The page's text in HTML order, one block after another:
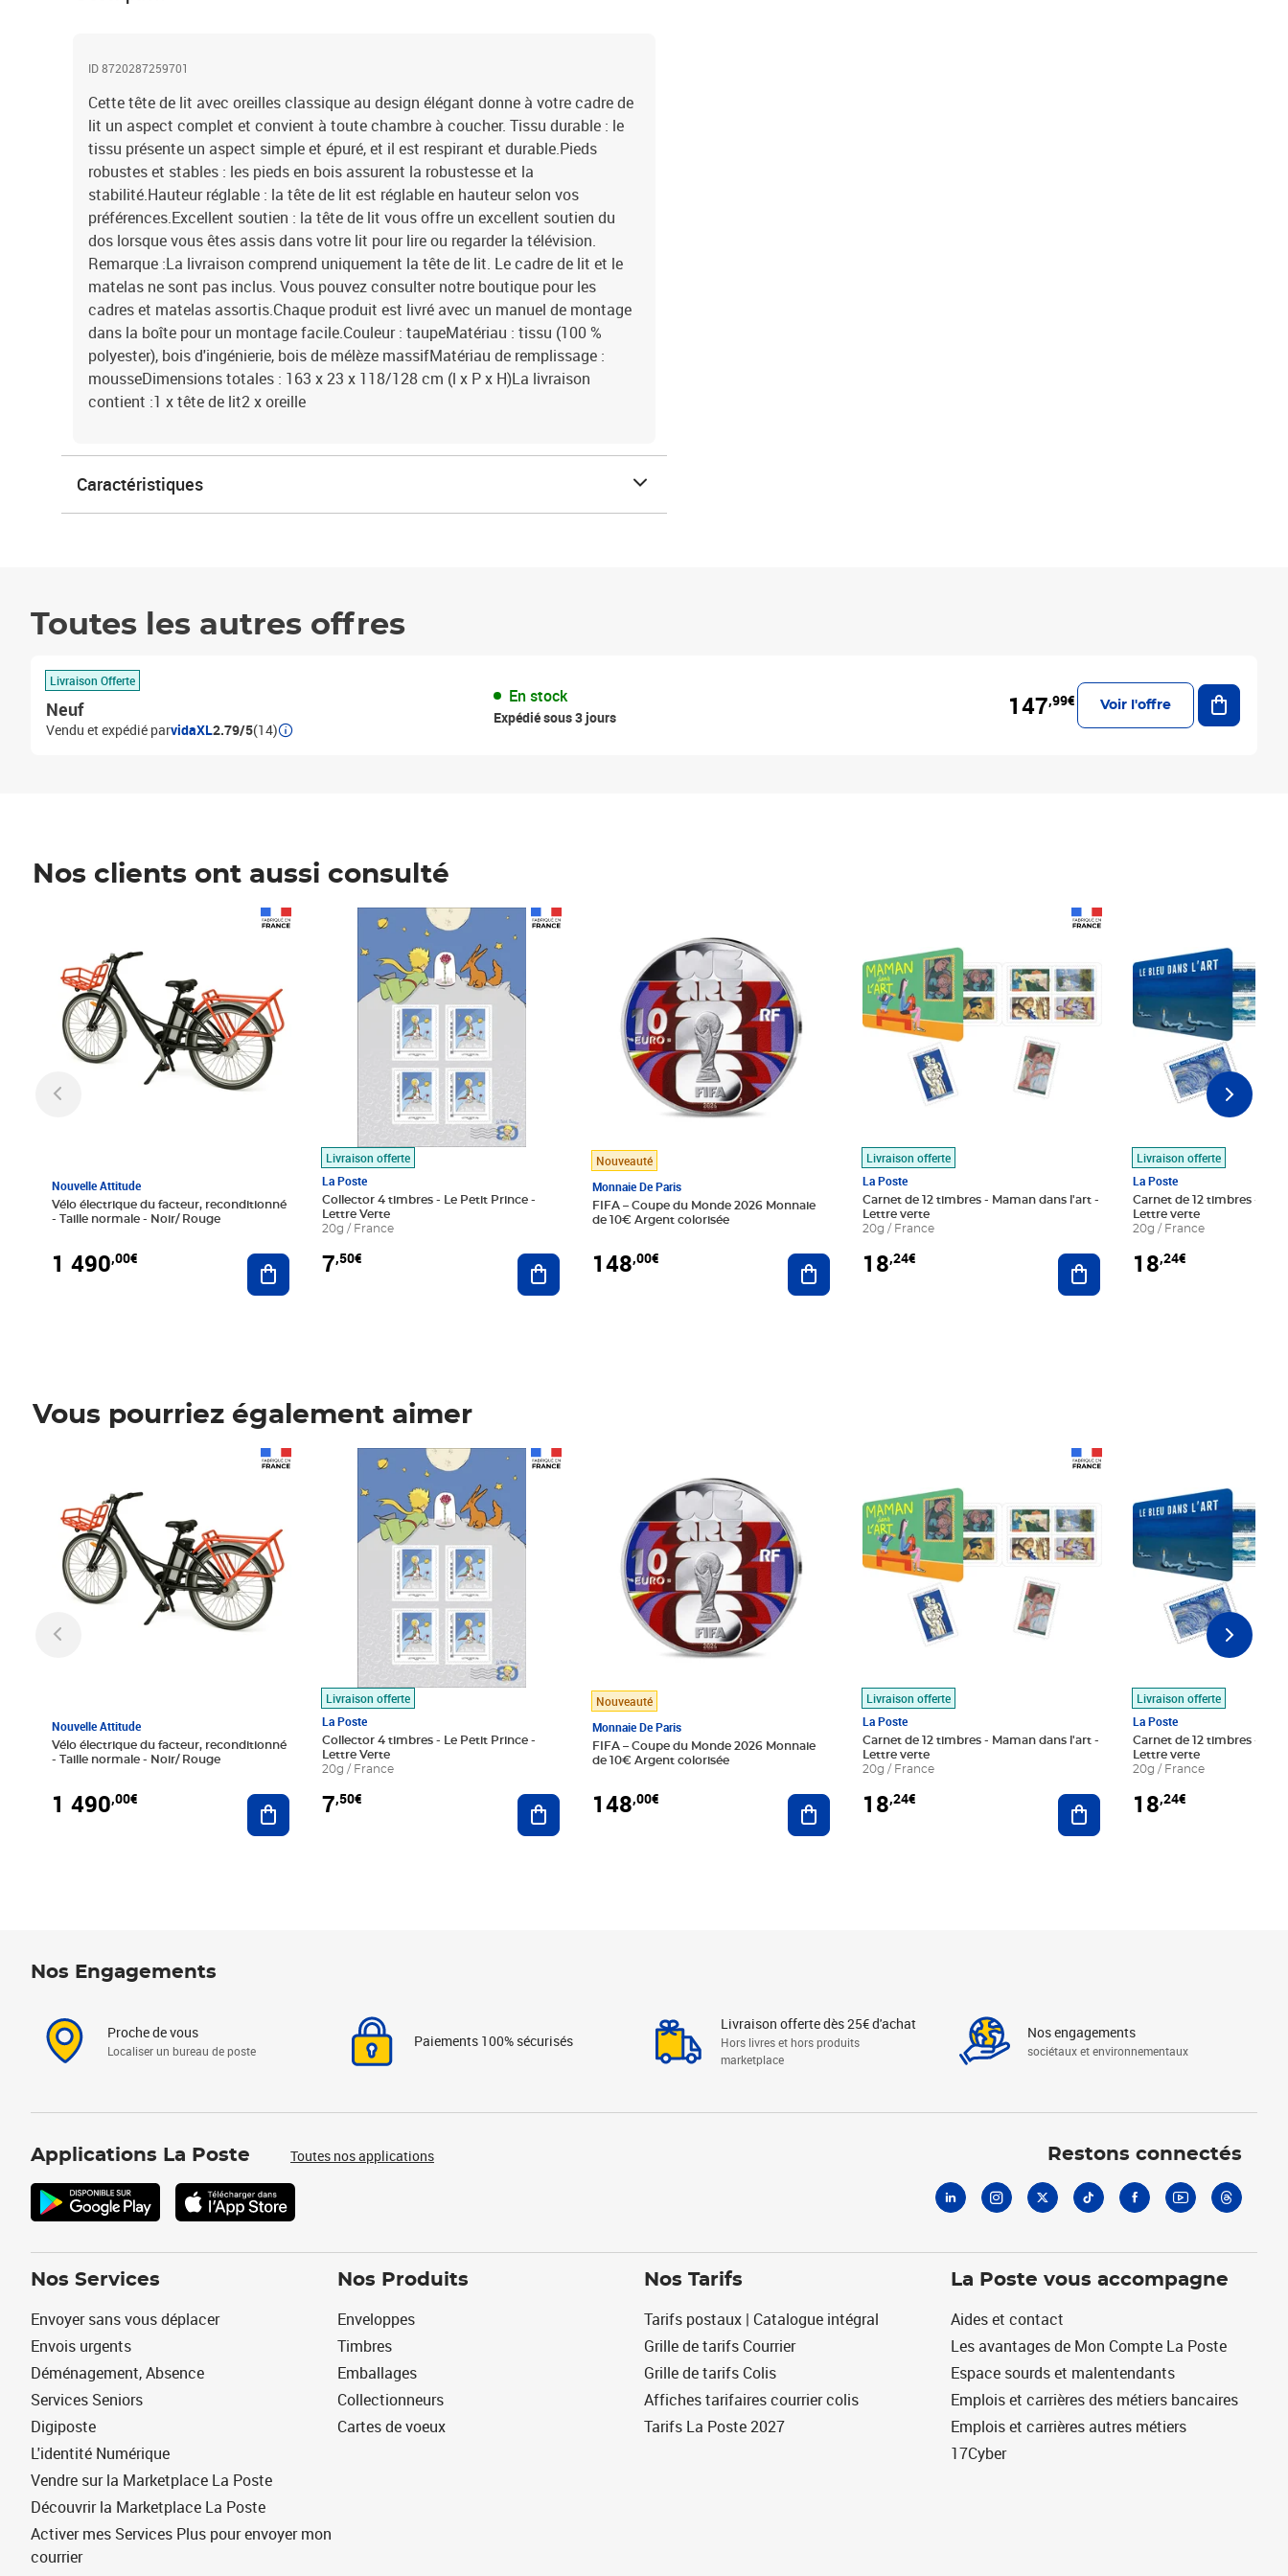
ID 8720287259701
Cette tête de lit avec oreilles classique au design élégant donne à votre cadre de
lit un aspect complet et convient à toute chambre à coucher. Tissu durable : le
tissu présente un aspect simple et épuré, et il est respirant et durable.Pieds
robustes et stables : les pieds en bois assurent la robustesse et la
stabilité.Hauteur réglable : la tête de lit est réglable en hauteur selon vos
préférences.Excellent soutien : la tête de lit vous offre un excellent soutien du
dos lorsque vous êtes assis dans votre lit pour lire ou regarder la télévision.
Remarque :La livraison comprend uniquement la tête de lit. Le cadre de lit et le
matelas ne sont pas inclus. Vous pouvez consulter notre boutique pour les
cadres et matelas assortis.Chaque produit est livré avec un manuel de montage
dans la boîte pour un montage facile.Couleur : taupeMatériau : tissu (100 %
polyester), bois d'ingénierie, bois de mélèze massifMatériau de remplissage :
mousseDimensions totales : 163 x 23 x 118/128 cm (l x P x H)La livraison
contient :1 x tête de lit2 x oreille
Caractéristiques
Toutes les autres offres
Livraison Offerte
Neuf
Vendu et expédié parvidaXL2.79/5(14)
En stock
Expédié sous 3 jours 147,99€ Voir l'offre
Ajouter
Nos clients ont aussi consulté
Nouvelle Attitude
Vélo électrique du facteur, reconditionné
- Taille normale - Noir/ Rouge
1 490,00€ Ajouter au panier
Livraison offerte
La Poste
Collector 4 timbres - Le Petit Prince -
Lettre Verte
20g / France
7,50€
Prix 7,50€
Ajouter au panier
Nouveauté
Monnaie De Paris
FIFA – Coupe du Monde 2026 Monnaie
de 10€ Argent colorisée
148,00€ Ajouter au panier
Livraison offerte
La Poste
Carnet de 12 timbres - Maman dans l'art -
Lettre verte
20g / France
18,24€ Ajouter au panier
Livraison offerte
La Poste
Carnet de 12 timbres - Le
Lettre verte
20g / France
18,24€
Vous pourriez également aimer
Nouvelle Attitude
Vélo électrique du facteur, reconditionné
- Taille normale - Noir/ Rouge
1 490,00€ Ajouter au panier
Livraison offerte
La Poste
Collector 4 timbres - Le Petit Prince -
Lettre Verte
20g / France
7,50€
Prix 7,50€
Ajouter au panier
Nouveauté
Monnaie De Paris
FIFA – Coupe du Monde 2026 Monnaie
de 10€ Argent colorisée
148,00€ Ajouter au panier
Livraison offerte
La Poste
Carnet de 12 timbres - Maman dans l'art -
Lettre verte
20g / France
18,24€ Ajouter au panier
Livraison offerte
La Poste
Carnet de 12 timbres - Le
Lettre verte
20g / France
18,24€
Nos Engagements
Proche de vous
Localiser un bureau de poste
Paiements 100% sécurisés
Livraison offerte dès 25€ d'achat
Hors livres et hors produits
marketplace
Nos engagements
sociétaux et environnementaux
Applications La Poste Toutes nos applications Restons connectés
Nos Services
Envoyer sans vous déplacer
Envois urgents
Déménagement, Absence
Services Seniors
Digiposte
L'identité Numérique
Vendre sur la Marketplace La Poste
Découvrir la Marketplace La Poste
Activer mes Services Plus pour envoyer mon
courrier
Nos Produits
Enveloppes
Timbres
Emballages
Collectionneurs
Cartes de voeux
Nos Tarifs
Tarifs postaux | Catalogue intégral
Grille de tarifs Courrier
Grille de tarifs Colis
Affiches tarifaires courrier colis
Tarifs La Poste 2027
La Poste vous accompagne
Aides et contact
Les avantages de Mon Compte La Poste
Espace sourds et malentendants
Emplois et carrières des métiers bancaires
Emplois et carrières autres métiers
17Cyber